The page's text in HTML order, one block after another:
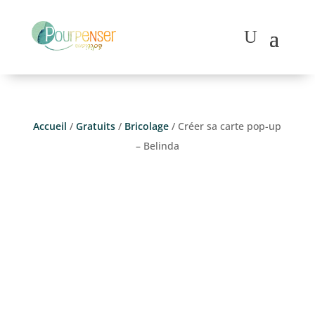
Accueil /Gratuits / Bricolage / Créer sa carte pop-up
– Belinda